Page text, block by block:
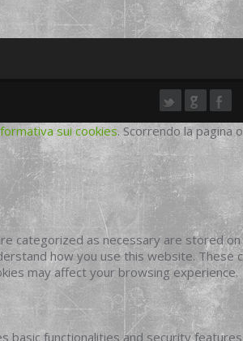
sui cookies. Scorrendo la pagina
categorized as necessary are stored
how you use this website. These
may affect your browsing experience.
basic functionalities and security